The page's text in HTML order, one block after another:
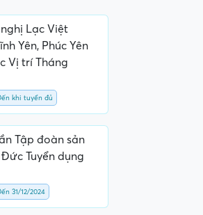
Lạc Việt
Yên, Phúc Yên
Vị trí Tháng
khi tuyển đủ
Tập đoàn sản
Tuyển dụng
31/12/2024